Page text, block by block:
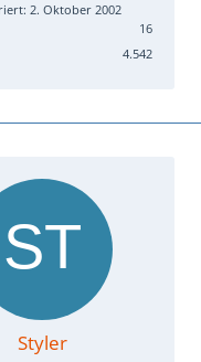
2. Oktober 2002
16
4.542
Styler